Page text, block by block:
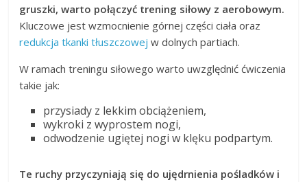
gruszki, warto połączyć trening siłowy z aerobowym.
Kluczowe jest wzmocnienie górnej części ciała oraz
redukcja tkanki tłuszczowej w dolnych partiach.
W ramach treningu siłowego warto uwzględnić ćwiczenia
takie jak:
przysiady z lekkim obciążeniem,
wykroki z wyprostem nogi,
odwodzenie ugiętej nogi w klęku podpartym.
Te ruchy przyczyniają się do ujędrnienia pośladków i